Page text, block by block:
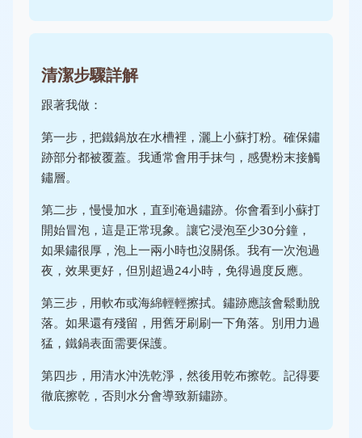
清潔步驟詳解
跟著我做：
第一步，把鐵鍋放在水槽裡，灑上小蘇打粉。確保鏽
跡部分都被覆蓋。我通常會用手抹勻，感覺粉末接觸
鏽層。
第二步，慢慢加水，直到淹過鏽跡。你會看到小蘇打
開始冒泡，這是正常現象。讓它浸泡至少30分鐘，
如果鏽很厚，泡上一兩小時也沒關係。我有一次泡過
夜，效果更好，但別超過24小時，免得過度反應。
第三步，用軟布或海綿輕輕擦拭。鏽跡應該會鬆動脫
落。如果還有殘留，用舊牙刷刷一下角落。別用力過
猛，鐵鍋表面需要保護。
第四步，用清水沖洗乾淨，然後用乾布擦乾。記得要
徹底擦乾，否則水分會導致新鏽跡。